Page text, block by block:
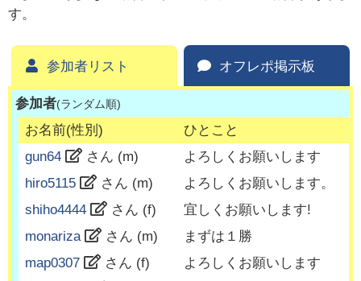
す。
参加者リスト オフレポ掲示板
参加者(ランダム順)
お名前(性別)
ひとこと
gun64
さん (m)
よろしくお願いします
hiro5115
さん (m)
よろしくお願いします。
shiho4444
さん (f)
宜しくお願いします!
monariza
さん (m)
まずは１勝
map0307
さん (f)
よろしくお願いします